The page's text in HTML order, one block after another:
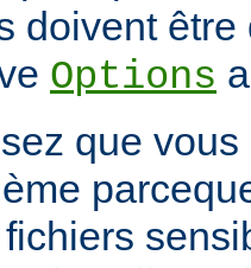
doivent
Options
que